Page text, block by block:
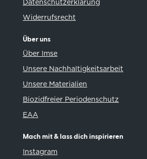
Datenschutzerklarung
Widerrufsrecht
Über uns
Über Imse
Unsere Nachhaltigkeitsarbeit
Unsere Materialien
Biozidfreier Periodenschutz
EAA
Mach mit & lass dich inspirieren
Instagram